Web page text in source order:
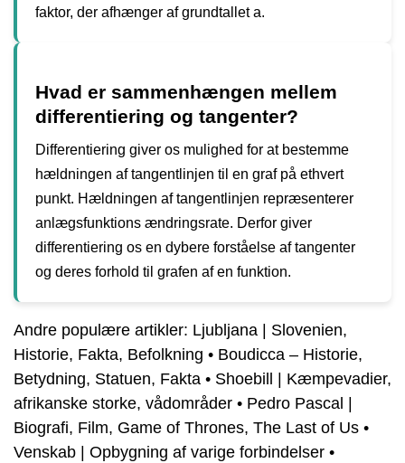
faktor, der afhænger af grundtallet a.
Hvad er sammenhængen mellem
differentiering og tangenter?
Differentiering giver os mulighed for at bestemme
hældningen af tangentlinjen til en graf på ethvert
punkt. Hældningen af tangentlinjen repræsenterer
anlægsfunktions ændringsrate. Derfor giver
differentiering os en dybere forståelse af tangenter
og deres forhold til grafen af en funktion.
Andre populære artikler: Ljubljana | Slovenien,
Historie, Fakta, Befolkning • Boudicca – Historie,
Betydning, Statuen, Fakta • Shoebill | Kæmpevadier,
afrikanske storke, vådområder • Pedro Pascal |
Biografi, Film, Game of Thrones, The Last of Us •
Venskab | Opbygning af varige forbindelser •